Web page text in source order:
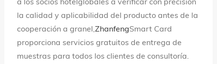
la calidad y aplicabilidad del producto antes de la
cooperación a granel,ZhanfengSmart Card
proporciona servicios gratuitos de entrega de
muestras para todos los clientes de consultoría.